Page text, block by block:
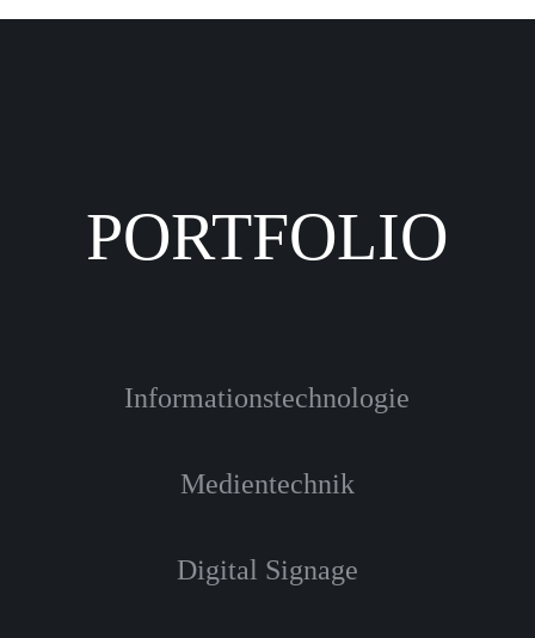
PORTFOLIO
Informationstechnologie
Medientechnik
Digital Signage